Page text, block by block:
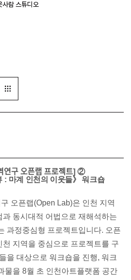
람 스튜디오
구 오픈랩 프로젝트] ②
: 마계 인천의 이웃들》 워크숍
오픈랩(Open Lab)은 인천 지역
동시대적 어법으로 재해석하는
과정중심형 프로젝트입니다. 오픈
지역을 중심으로 프로젝트를 구
을 대상으로 워크숍을 진행, 워크
물을 8월 초 인천아트플랫폼 공간